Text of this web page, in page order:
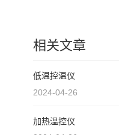
相关文章
低温控温仪
2024-04-26
加热温控仪